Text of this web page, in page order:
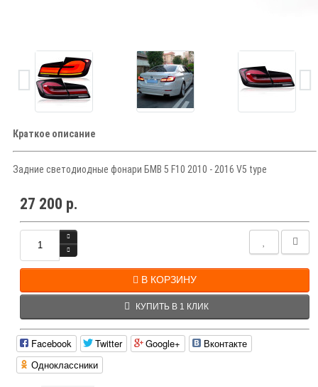
Краткое описание
Задние светодиодные фонари БМВ 5 F10 2010 - 2016 V5 type
27 200 р.
В КОРЗИНУ
КУПИТЬ В 1 КЛИК
Facebook Twitter Google+
Вконтакте
Одноклассники